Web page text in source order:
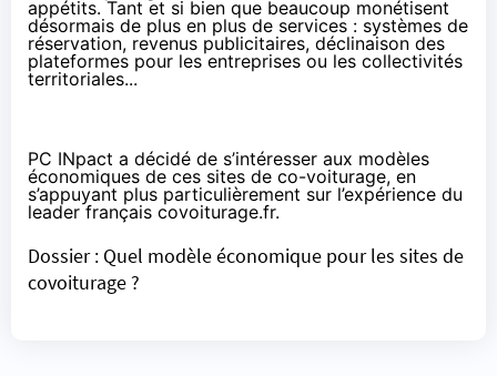
appétits. Tant et si bien que beaucoup monétisent
désormais de plus en plus de services : systèmes de
réservation, revenus publicitaires, déclinaison des
plateformes pour les entreprises ou les collectivités
territoriales...
PC INpact a décidé de s’intéresser aux modèles
économiques de ces sites de co-voiturage, en
s’appuyant plus particulièrement sur l’expérience du
leader français covoiturage.fr.
Dossier : Quel modèle économique pour les sites de
covoiturage ?